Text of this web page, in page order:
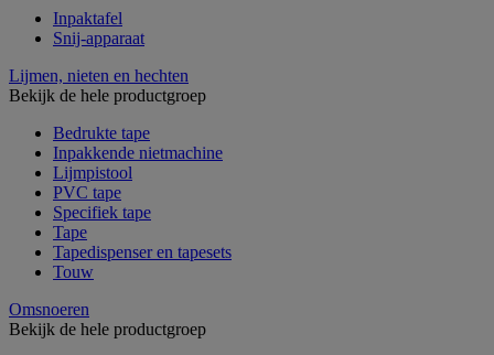
Inpaktafel
Snij-apparaat
Lijmen, nieten en hechten
Bekijk de hele productgroep
Bedrukte tape
Inpakkende nietmachine
Lijmpistool
PVC tape
Specifiek tape
Tape
Tapedispenser en tapesets
Touw
Omsnoeren
Bekijk de hele productgroep